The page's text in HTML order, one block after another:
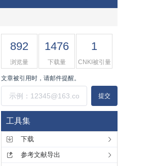
892
浏览量
1476
下载量
1
CNKI被引量
文章被引用时，请邮件提醒。
提交
工具集
下载
参考文献导出